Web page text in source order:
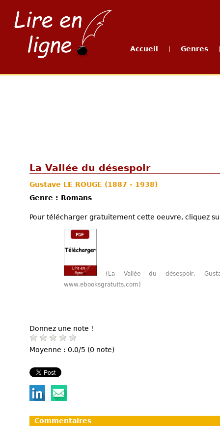
Accueil Genres
La Vallée du désespoir
Gustave LE ROUGE (1887 - 1938)
Genre : Romans
Pour télécharger gratuitement cette oeuvre, cliquez
(La Vallée du désespoir,
www.ebooksgratuits.com)
Donnez une note !
Moyenne : 0.0/5 (0 note)
Commentaires